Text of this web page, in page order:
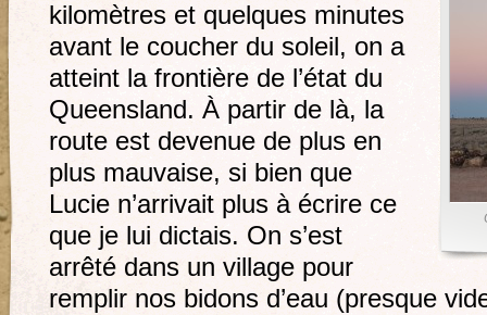
kilomètres et quelques minutes
avant le coucher du soleil, on a
atteint la frontière de l’état du
Queensland. À partir de là, la
route est devenue de plus en
plus mauvaise, si bien que
Lucie n’arrivait plus à écrire ce
que je lui dictais. On s’est
arrêté dans un village pour
remplir nos bidons d’eau (presque